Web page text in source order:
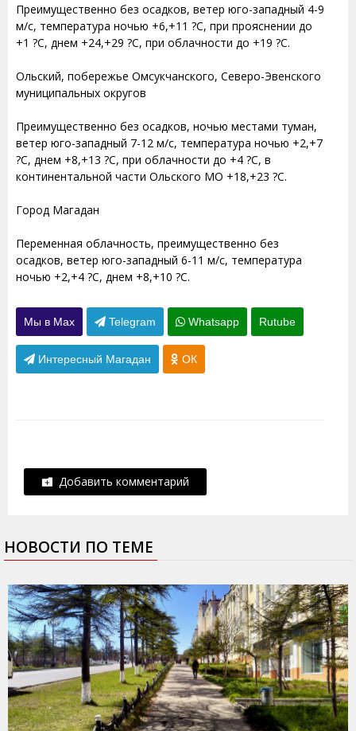
Преимущественно без осадков, ветер юго-западный 4-9
м/с, температура ночью +6,+11 ?С, при прояснении до
+1 ?С, днем +24,+29 ?С, при облачности до +19 ?С.
Ольский, побережье Омсукчанского, Северо-Эвенского
муниципальных округов
Преимущественно без осадков, ночью местами туман,
ветер юго-западный 7-12 м/с, температура ночью +2,+7
?С, днем +8,+13 ?С, при облачности до +4 ?С, в
континентальной части Ольского МО +18,+23 ?С.
Город Магадан
Переменная облачность, преимущественно без
осадков, ветер юго-западный 6-11 м/с, температура
ночью +2,+4 ?С, днем +8,+10 ?С.
Мы в Max Telegram Whatsapp Rutube
Интересный Магадан ОК
Добавить комментарий
НОВОСТИ ПО ТЕМЕ